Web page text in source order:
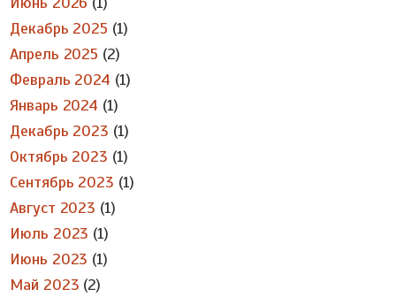
Декабрь 2025 (1)
Апрель 2025 (2)
Февраль 2024 (1)
Январь 2024 (1)
Декабрь 2023 (1)
Октябрь 2023 (1)
Сентябрь 2023 (1)
Август 2023 (1)
Июль 2023 (1)
Июнь 2023 (1)
Май 2023 (2)